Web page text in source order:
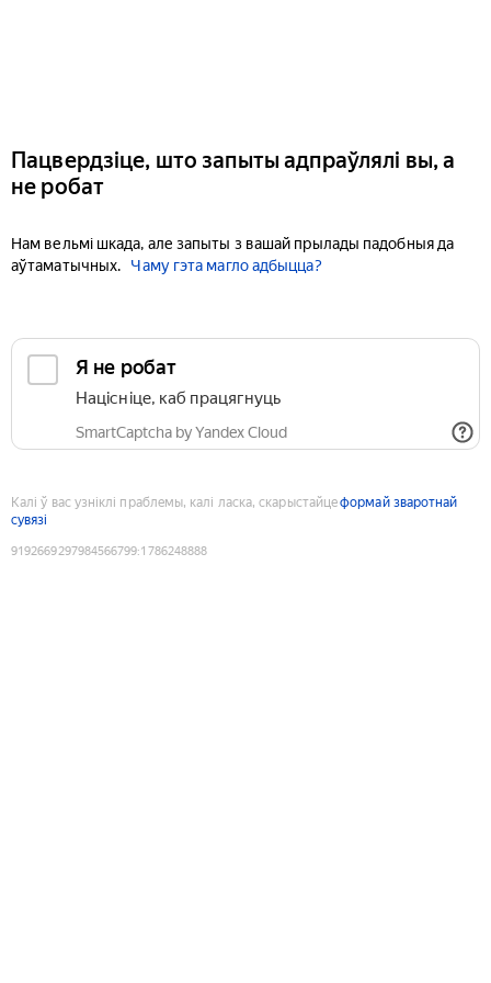
Пацвердзіце, што запыты адпраўлялі вы, а
не робат
Нам вельмі шкада, але запыты з вашай прылады падобныя да
аўтаматычных.
Чаму гэта магло адбыцца?
Я не робат
Націсніце, каб працягнуць
SmartCaptcha by Yandex Cloud
Калі ў вас узніклі праблемы, калі ласка, скарыстайцеформай зваротнай
сувязі
9192669297984566799:1786248888